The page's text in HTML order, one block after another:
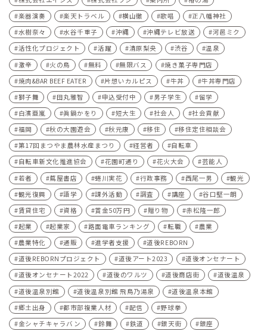
楽器演奏
楽天トラベル 横山徹 歌唱
正八幡神社
水樹奈々
水谷千重子 沖縄 沖縄テレビ放送
河⾢ミク
活性化プロジェクト
活躍 清原梨央 渋谷
温泉
激辛
火の鳥 無料 無限バス
焼き菓子専門店
焼肉&BAR BEEF EATER
片想いカルピス 牛丼
牛丼専門店
獅子舞
田丸雅智 申込受付中 男子学生
留学
白濱亜嵐
眞鍋かをり 短大生 社会人
社会貢献
福岡
秋の大園遊会 秋元康 移住
移住定住相談会
第17回まつやま農林水産まつり
経営者
自転車
自転車新文化推進協会
花園町通り 花火大会
芸能人
若者
蔦屋書店 蜷川実花 行政事務 西尾一男
観光
観光復興
語学 課外活動 調査 講座
谷口堅一朗
賃貸住宅
資格 賞金50万円 贈り物
赤松隆一郎
起業
起業家 路面電車ランキング 転職
農業
農業特化
通販 進学者支援
道後REBORN
道後REBORNプロジェクト
道後アート2023
道後オンセナート
道後オンセナート2022
道後のワルツ 道後商店街
道後温泉
道後温泉別館
道後温泉別館 飛鳥乃湯泉
道後温泉本館
郷土出身
都市部複業人材 配信
野球拳
金シャチキャラバン
鈴舞 鉄道 銀天街
銀座